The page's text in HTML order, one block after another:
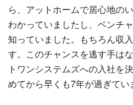
ら、アットホームで居心地の
わかっていましたし、ベンチ
知っていました。もちろん収
す。このチャンスを逃す手は
トワンシステムズへの入社を
めてから早くも7年が過ぎてい